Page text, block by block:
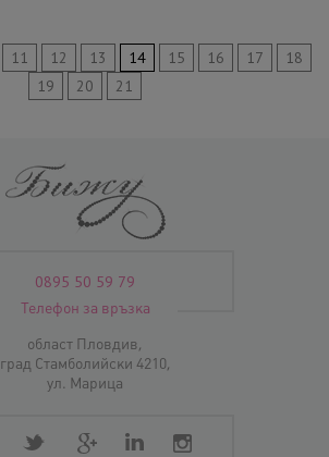
11 12 13 14 15 16 17
18
19
20 21
0895 50 59 79
Телефон за връзка
област Пловдив,
град Стамболийски 4210,
ул. Марица